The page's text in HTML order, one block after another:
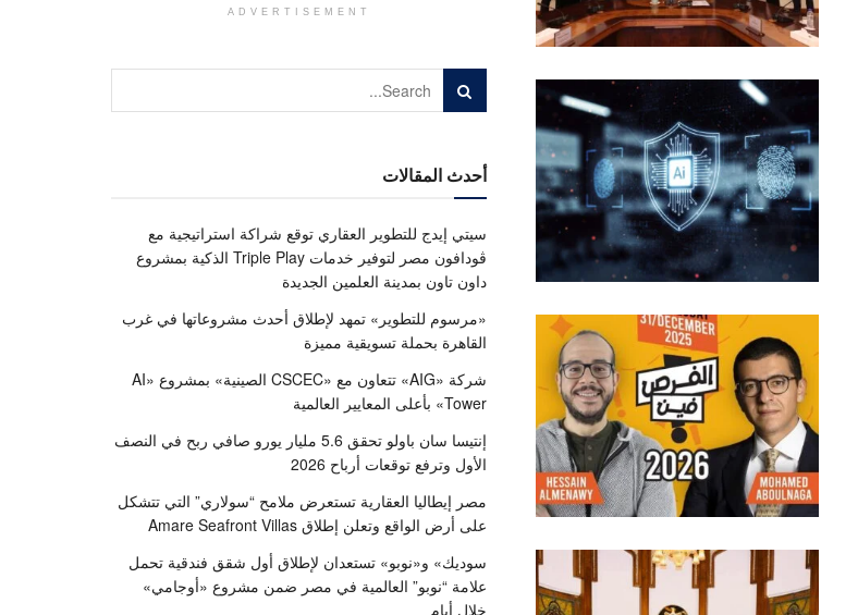
ADVERTISEMENT
أحدث المقالات
سيتي إيدج للتطوير العقاري توقع شراكة استراتيجية مع
ڤودافون مصر لتوفير خدمات Triple Play الذكية بمشروع
داون تاون بمدينة العلمين الجديدة
«مرسوم للتطوير» تمهد لإطلاق أحدث مشروعاتها في غرب
القاهرة بحملة تسويقية مميزة
شركة «AIG» تتعاون مع «CSCEC الصينية» بمشروع «AI
Tower» بأعلى المعايير العالمية
إنتيسا سان باولو تحقق 5.6 مليار يورو صافي ربح في النصف
الأول وترفع توقعات أرباح 2026
مصر إيطاليا العقارية تستعرض ملامح “سولاري” التي تتشكل
على أرض الواقع وتعلن إطلاق Amare Seafront Villas
سوديك» و«نوبو» تستعدان لإطلاق أول شقق فندقية تحمل
علامة “نوبو” العالمية في مصر ضمن مشروع «أوجامي»
خلال أيام